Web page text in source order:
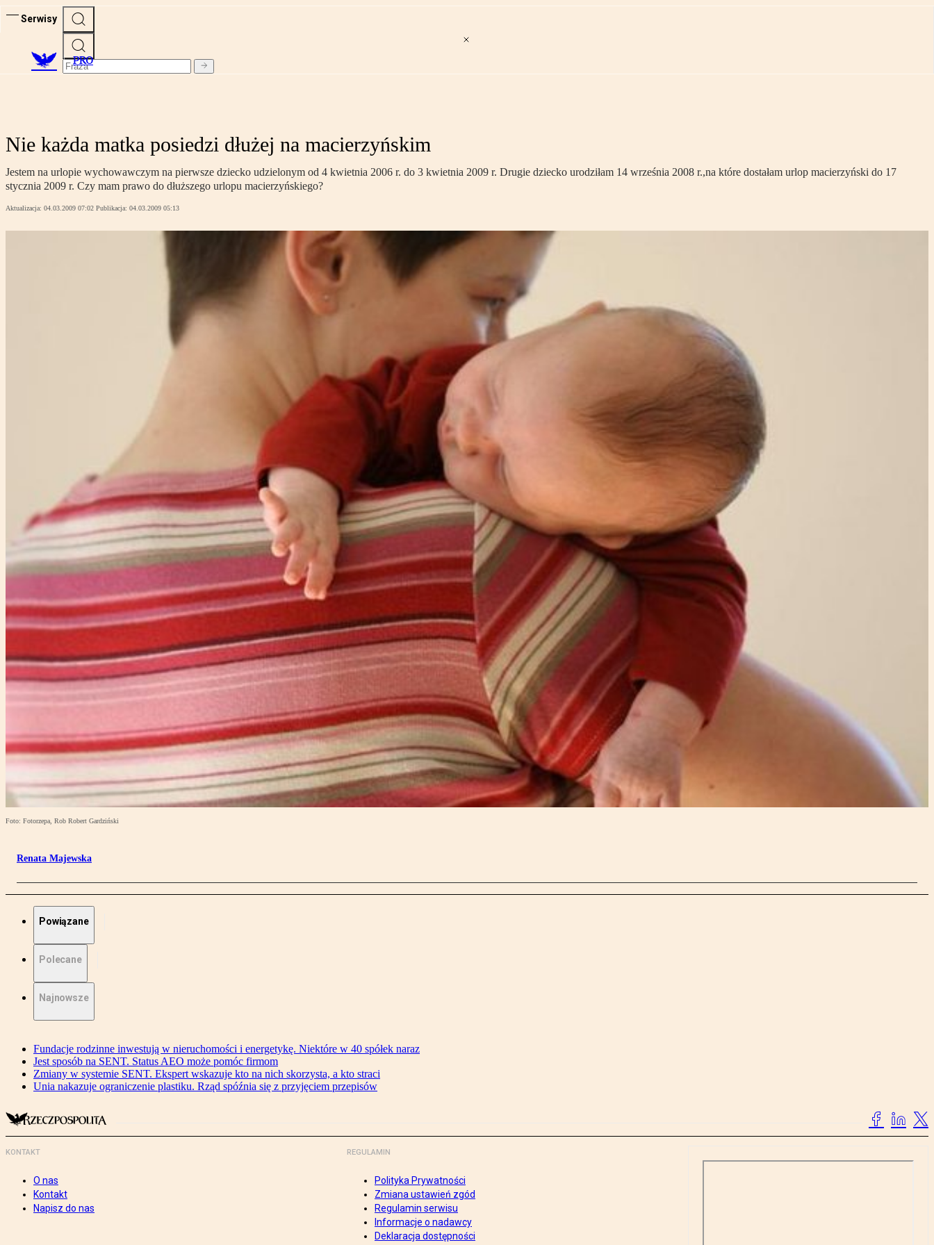
Serwisy
PRO
Nie każda matka posiedzi dłużej na macierzyńskim
Jestem na urlopie wychowawczym na pierwsze dziecko udzielonym od 4 kwietnia 2006 r. do 3 kwietnia 2009 r. Drugie dziecko urodziłam 14 września 2008 r.,na które dostałam urlop macierzyński do 17
stycznia 2009 r. Czy mam prawo do dłuższego urlopu macierzyńskiego?
Aktualizacja: 04.03.2009 07:02 Publikacja: 04.03.2009 05:13
Foto: Fotorzepa, Rob Robert Gardziński
Renata Majewska
Powiązane
Polecane
Najnowsze
Fundacje rodzinne inwestują w nieruchomości i energetykę. Niektóre w 40 spółek naraz
Jest sposób na SENT. Status AEO może pomóc firmom
Zmiany w systemie SENT. Ekspert wskazuje kto na nich skorzysta, a kto straci
Unia nakazuje ograniczenie plastiku. Rząd spóźnia się z przyjęciem przepisów
KONTAKT
O nas
Kontakt
Napisz do nas
REGULAMIN
Polityka Prywatności
Zmiana ustawień zgód
Regulamin serwisu
Informacje o nadawcy
Deklaracja dostępności